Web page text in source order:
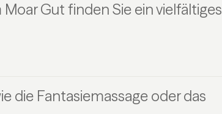
Gut finden Sie ein vielfältiges
die Fantasiemassage oder das